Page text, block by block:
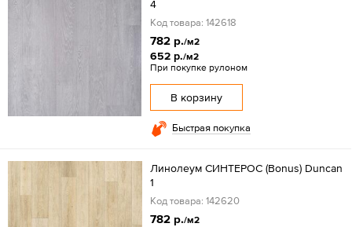
4
Код товара: 142618
782 р./м2
652 р./м2
При покупке рулоном
В корзину
Быстрая покупка
Линолеум СИНТЕРОС (Bonus) Duncan
1
Код товара: 142620
782 р./м2